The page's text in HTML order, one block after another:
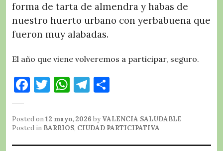
forma de tarta de almendra y habas de
nuestro huerto urbano con yerbabuena que
fueron muy alabadas.
El año que viene volveremos a participar, seguro.
F
c
e
T
it
te
W
at
s
T
e
g
m
p
Posted on12 mayo, 2026 by VALENCIA SALUDABLE
Posted in BARRIOS, CIUDAD PARTICIPATIVA